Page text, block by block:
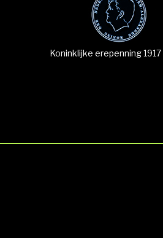
Koninklijke erepenning 1917